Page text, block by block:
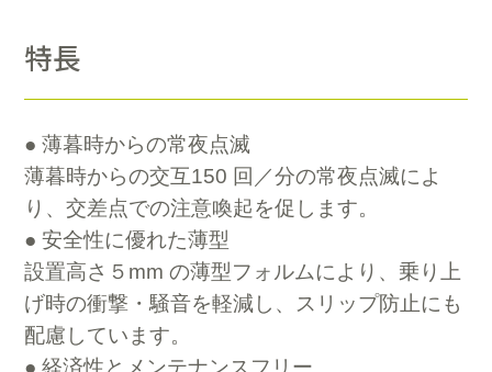
特長
● 薄暮時からの常夜点滅
薄暮時からの交互150 回／分の常夜点滅によ
り、交差点での注意喚起を促します。
● 安全性に優れた薄型
設置高さ５mm の薄型フォルムにより、乗り上
げ時の衝撃・騒音を軽減し、スリップ防止にも
配慮しています。
● 経済性とメンテナンスフリー